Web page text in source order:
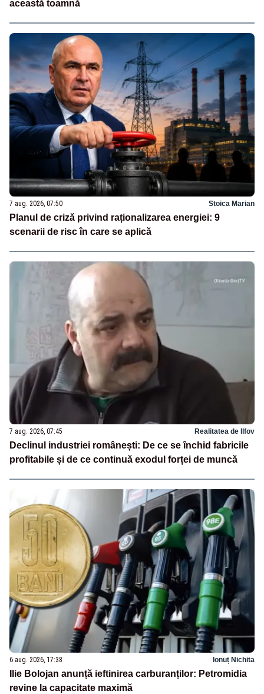
această toamnă
7 aug. 2026, 07:50 Stoica Marian
Planul de criză privind raționalizarea energiei: 9
scenarii de risc în care se aplică
7 aug. 2026, 07:45 Realitatea de Ilfov
Declinul industriei românești: De ce se închid fabricile
profitabile și de ce continuă exodul forței de muncă
6 aug. 2026, 17:38 Ionuț Nichita
Ilie Bolojan anunță ieftinirea carburanților: Petromidia
revine la capacitate maximă